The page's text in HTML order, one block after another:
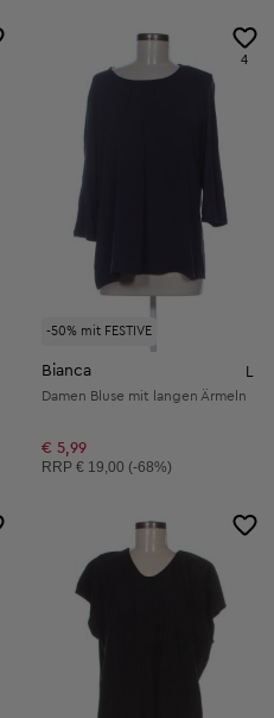
-50% mit FESTIVE
4
Bianca L
Damen Bluse mit langen Ärmeln
€ 5,99
Unverbindliche Preisempfehlung:
RRP € 19,00 (-68%)